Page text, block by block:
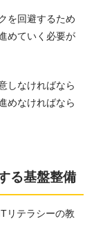
を回避するため
めていく必要が
しなければなら
めなければなら
る基盤整備
リテラシーの教